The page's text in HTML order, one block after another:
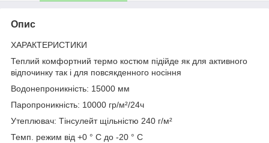
Опис
ХАРАКТЕРИСТИКИ
Теплий комфортний термо костюм підійде як для активного
відпочинку так і для повсякденного носіння
Водонепроникність: 15000 мм
Паропроникність: 10000 гр/м²/24ч
Утеплювач: Тінсулейт щільністю 240 г/м²
Темп. режим від +0 ° С до -20 ° С